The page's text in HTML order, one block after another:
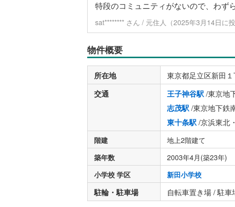
特段のコミュニティがないので、わず
sat******** さん / 元住人（2025年3月14日に投
物件概要
所在地 東京都足立区新田
交通 王子神谷駅/東京地
志茂駅/東京地下鉄
東十条駅/京浜東北
階建 地上2階建て
築年数
2003年4月(築23年)
小学校 学区
新田小学校
駐輪・駐車場 自転車置き場 / 駐車